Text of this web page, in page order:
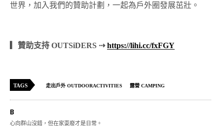
世界，加入我們的贊助計劃，一起為戶外圈發展茁壯。
▎贊助支持 OUTSiDERS ⇢https://lihi.cc/fxFGY
TAGS 走出戶外 OUTDOORACTIVITIES 露營 CAMPING
B
心向群山沒錯，但在家耍廢才是日常。